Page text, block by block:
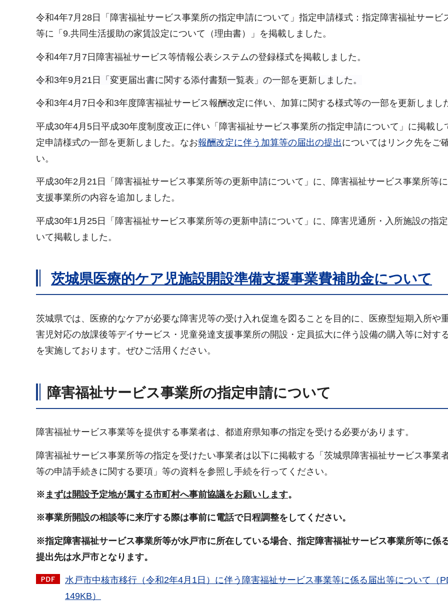
令和4年7月28日「障害福祉サービス事業所の指定申請について」指定申請様式：指定障害福祉サービ
等に「9.共同生活援助の家賃設定について（理由書）」を掲載しました。
令和4年7月7日障害福祉サービス等情報公表システムの登録様式を掲載しました。
令和3年9月21日「変更届出書に関する添付書類一覧表」の一部を更新しました。
令和3年4月7日令和3年度障害福祉サービス報酬改定に伴い、加算に関する様式等の一部を更新しまし
平成30年4月5日平成30年度制度改正に伴い「障害福祉サービス事業所の指定申請について」に掲載し
定申請様式の一部を更新しました。なお報酬改定に伴う加算等の届出の提出についてはリンク先をご
い。
平成30年2月21日「障害福祉サービス事業所等の更新申請について」に、障害福祉サービス事業所等
支援事業所の内容を追加しました。
平成30年1月25日「障害福祉サービス事業所等の更新申請について」に、障害児通所・入所施設の指
いて掲載しました。
茨城県医療的ケア児施設開設準備支援事業費補助金について
茨城県では、医療的なケアが必要な障害児等の受け入れ促進を図ることを目的に、医療型短期入所や
害児対応の放課後等デイサービス・児童発達支援事業所の開設・定員拡大に伴う設備の購入等に対す
を実施しております。ぜひご活用ください。
障害福祉サービス事業所の指定申請について
障害福祉サービス事業等を提供する事業者は、都道府県知事の指定を受ける必要があります。
障害福祉サービス事業所等の指定を受けたい事業者は以下に掲載する「茨城県障害福祉サービス事業
等の申請手続きに関する要項」等の資料を参照し手続を行ってください。
※ まずは開設予定地が属する市町村へ事前協議をお願いします。
※事業所開設の相談等に来庁する際は事前に電話で日程調整をしてください。
※指定障害福祉サービス事業所等が水戸市に所在している場合、指定障害福祉サービス事業所等に係
提出先は水戸市となります。
水戸市中核市移行（令和2年4月1日）に伴う障害福祉サービス事業等に係る届出等について（
149KB）